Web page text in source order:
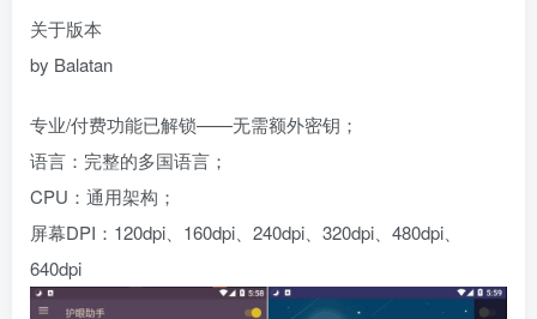
关于版本
by Balatan
专业/付费功能已解锁——无需额外密钥；
语言：完整的多国语言；
CPU：通用架构；
屏幕DPI：120dpi、160dpi、240dpi、320dpi、480dpi、
640dpi